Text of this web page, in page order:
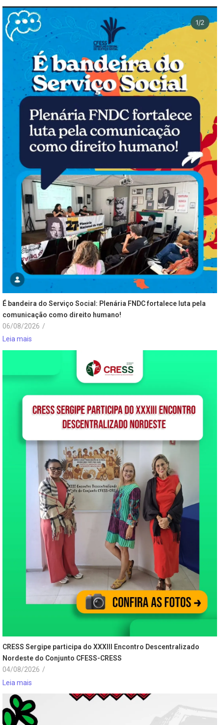
É bandeira do Serviço Social: Plenária FNDC fortalece luta pela
comunicação como direito humano!
06/08/2026 /
Leia mais
CRESS Sergipe participa do XXXIII Encontro Descentralizado
Nordeste do Conjunto CFESS-CRESS
04/08/2026 /
Leia mais